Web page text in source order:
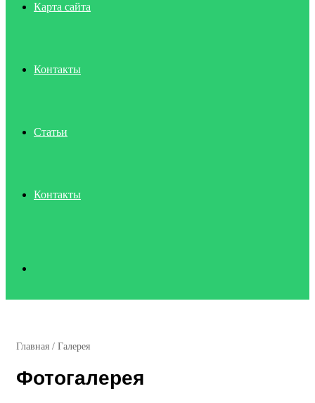
Карта сайта
Контакты
Статьи
Контакты
Главная / Галерея
Фотогалерея